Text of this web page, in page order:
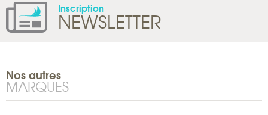
Inscription
NEWSLETTER
Nos autres
MARQUES